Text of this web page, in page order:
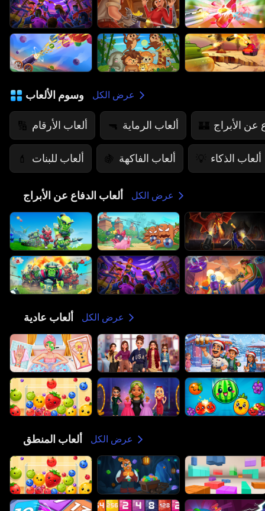
وسوم الألعاب عرض الكل
🔢 ألعاب الأرقام 🔫 ألعاب الرماية 🏰 عن الأبراج
💄 ألعاب للبنات 🍇 ألعاب الفاكهة 💡 ألعاب الذكاء
ألعاب الدفاع عن الأبراج عرض الكل
ألعاب عادية عرض الكل
ألعاب المنطق عرض الكل